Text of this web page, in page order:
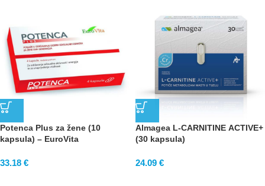
Potenca Plus za žene (10
kapsula) – EuroVita
33.18 €
Almagea L-CARNITINE ACTIVE+
(30 kapsula)
24.09 €